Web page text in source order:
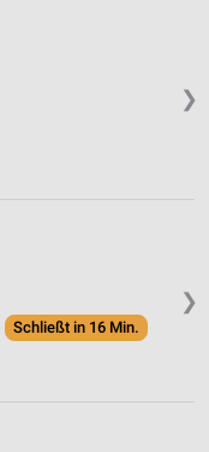
❯
❯
Schließt in 16 Min.